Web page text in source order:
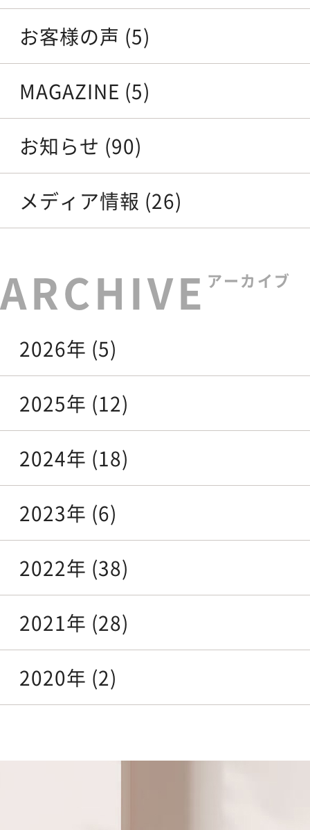
お客様の声 (5)
MAGAZINE (5)
お知らせ (90)
メディア情報 (26)
アーカイブ
2026年 (5)
2025年 (12)
2024年 (18)
2023年 (6)
2022年 (38)
2021年 (28)
2020年 (2)